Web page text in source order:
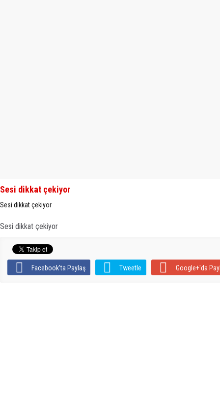
Sesi dikkat çekiyor
Sesi dikkat çekiyor
Sesi dikkat çekiyor
Facebook'ta Paylaş Tweetle Google+'da